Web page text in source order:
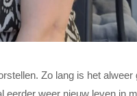
Zo lang is het
eerder weer nieuw leven in